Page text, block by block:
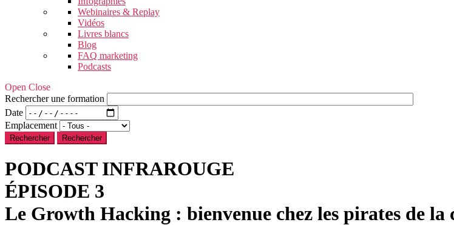
Webinaires & Replay
Vidéos
Livres blancs
Blog
FAQ marketing
Podcasts
Open Close
Rechercher une formation
Date
Emplacement
Rechercher
PODCAST INFRAROUGE
ÉPISODE 3
Le Growth Hacking : bienvenue chez les pirates de la